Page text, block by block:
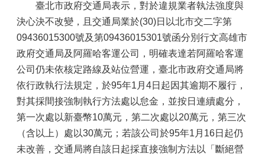
臺北市政府交通局表示，對於違規業者執法強度與
決心決不改變，且交通局業於(30)日以北市交二字第
09436015300號及第09436015301號函分別行文高雄市
政府交通局及阿羅哈客運公司，明確表達若阿羅哈客運
公司仍未依核定路線及站位營運，臺北市政府交通局將
依行政執行法規定，於95年1月4日起因其逾期不履行，
對其採間接強制執行方法處以怠金，並按日連續處分，
第一次處以新臺幣10萬元，第二次處以20萬元，第三次
（含以上）處以30萬元；若該公司於95年1月16日起仍
未改善，交通局將自該日起採直接強制方法以「斷絕營